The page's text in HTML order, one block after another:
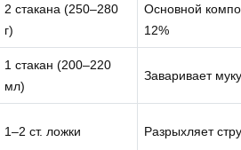
2 стакана (250–280
г)
Основной
12%
1 стакан (200–220
мл)
Заваривает
1–2 ст. ложки Разрыхляет